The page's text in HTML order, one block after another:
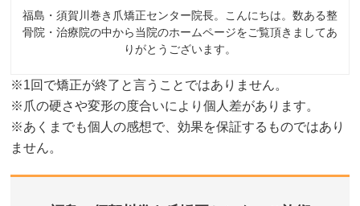
福島・須賀川巻き爪矯正センター院長。こんにちは。数ある整
骨院・治療院の中から当院のホームページをご覧頂きましてあ
りがとうございます。
※1回で矯正が終了と言うことではありません。
※爪の硬さや変形の度合いにより個人差があります。
※あくまでも個人の感想で、効果を保証するものではあり
ません。